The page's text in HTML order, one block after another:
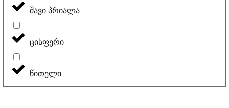
შავი პრიალა
ცისფერი
წითელი